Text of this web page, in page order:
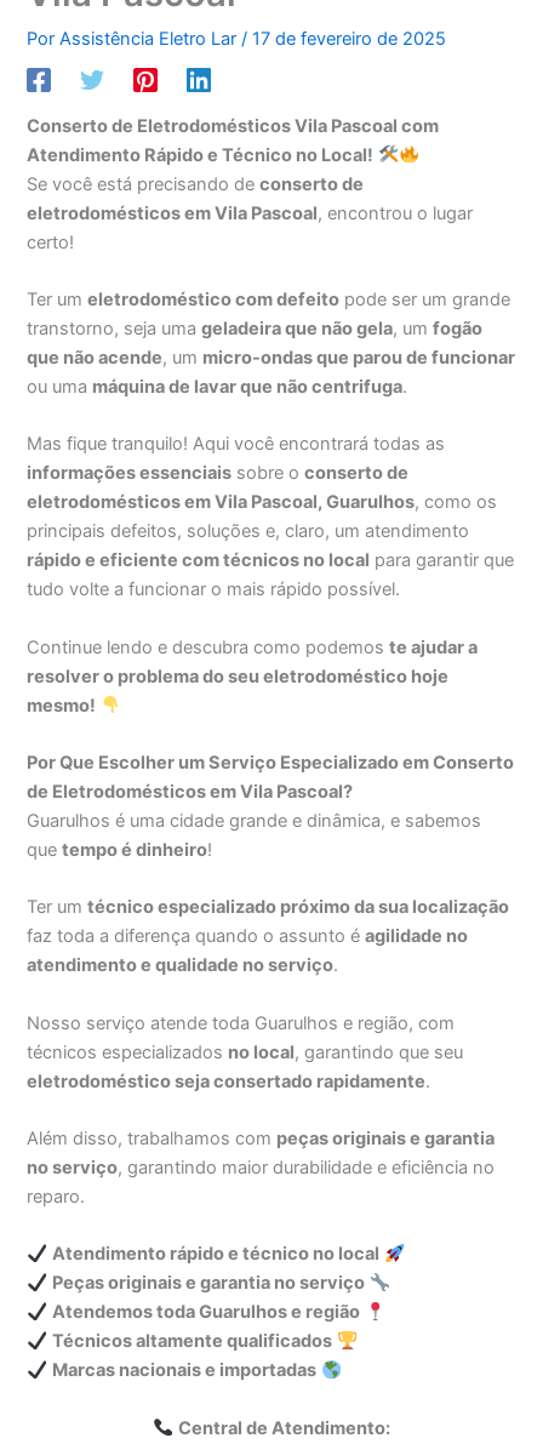
PorAssistência Eletro Lar/17 de fevereiro de 2025
Conserto de Eletrodomésticos Vila Pascoal com
Atendimento Rápido e Técnico no Local!
Se você está precisando deconserto de
eletrodomésticos em Vila Pascoal, encontrou o lugar
certo!
Ter umeletrodoméstico com defeito pode ser um grande
transtorno, seja umageladeira que não gela, umfogão
que não acende, um micro-ondas que parou de funcionar
ou uma máquina de lavar que não centrifuga.
Mas fique tranquilo! Aqui você encontrará todas as
informações essenciais sobre oconserto de
eletrodomésticos em Vila Pascoal, Guarulhos, como os
principais defeitos, soluções e, claro, um atendimento
rápido e eficiente com técnicos no local para garantir que
tudo volte a funcionar o mais rápido possível.
Continue lendo e descubra como podemoste ajudar a
resolver o problema do seu eletrodoméstico hoje
mesmo!
Por Que Escolher um Serviço Especializado em Conserto
de Eletrodomésticos em Vila Pascoal?
Guarulhos é uma cidade grande e dinâmica, e sabemos
quetempo é dinheiro!
Ter umtécnico especializado próximo da sua localização
faz toda a diferença quando o assunto éagilidade no
atendimento e qualidade no serviço.
Nosso serviço atende toda Guarulhos e região, com
técnicos especializados no local, garantindo que seu
eletrodoméstico seja consertado rapidamente.
Além disso, trabalhamos com peças originais e garantia
no serviço, garantindo maior durabilidade e eficiência no
reparo.
Atendimento rápido e técnico no local
Peças originais e garantia no serviço
Atendemos toda Guarulhos e região
Técnicos altamente qualificados
Marcas nacionais e importadas
Central de Atendimento: